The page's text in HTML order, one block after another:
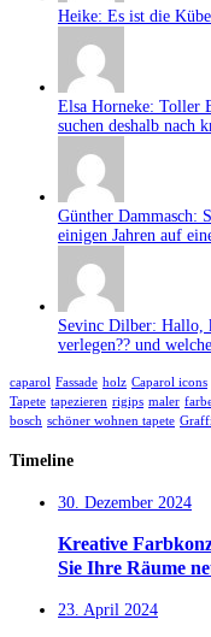
Heike: Es ist die
Elsa Horneke: Toller
suchen deshalb nach
Günther Dammasch:
einigen Jahren auf
Sevinc Dilber: Hallo,
verlegen?? und
caparol Fassade holz Caparol icons
Tapete tapezieren rigips maler
bosch schöner wohnen tapete
Timeline
30. Dezember 2024
Kreative
Sie Ihre Räume
23. April 2024